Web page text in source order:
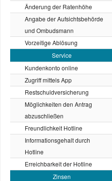
Änderung der Ratenhöhe
Angabe der Aufsichtsbehörde
und Ombudsmann
Vorzeitige Ablösung
Service
Kundenkonto online
Zugriff mittels App
Restschuld­versicherung
Möglichkeiten den Antrag
abzuschließen
Freundlichkeit Hotline
Informationsgehalt durch
Hotline
Erreichbarkeit der Hotline
Zinsen